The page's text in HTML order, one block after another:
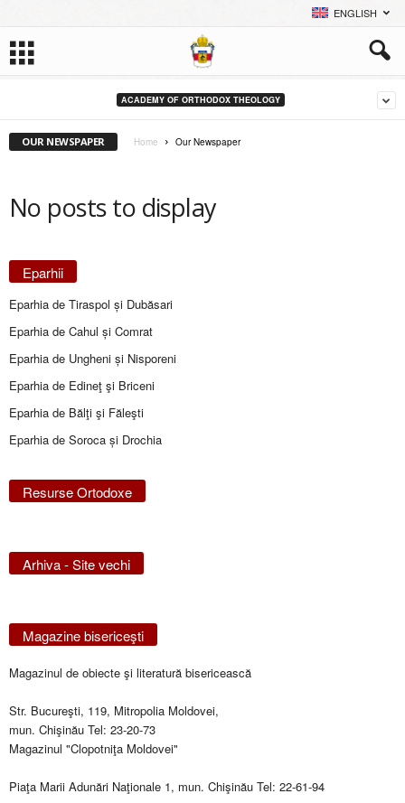
ENGLISH
ACADEMY OF ORTHODOX THEOLOGY
OUR NEWSPAPER Home Our Newspaper
No posts to display
Eparhii
Eparhia de Tiraspol și Dubăsari
Eparhia de Cahul și Comrat
Eparhia de Ungheni și Nisporeni
Eparhia de Edineţ şi Briceni
Eparhia de Bălţi şi Făleşti
Eparhia de Soroca și Drochia
Resurse Ortodoxe
Arhiva - Site vechi
Magazine bisericeşti
Magazinul de obiecte şi literatură bisericească
Str. Bucureşti, 119, Mitropolia Moldovei,
mun. Chişinău Tel: 23-20-73
Magazinul "Clopotniţa Moldovei"
Piaţa Marii Adunări Naţionale 1, mun. Chişinău Tel: 22-61-94